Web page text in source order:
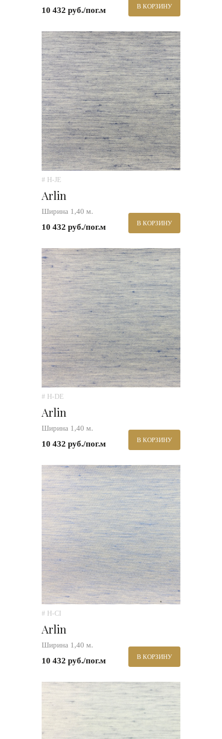
10 432 руб./пог.м В КОРЗИНУ
# H-JE
Arlin
Ширина 1,40 м.
10 432 руб./пог.м В КОРЗИНУ
# H-DE
Arlin
Ширина 1,40 м.
10 432 руб./пог.м В КОРЗИНУ
# H-CI
Arlin
Ширина 1,40 м.
10 432 руб./пог.м В КОРЗИНУ